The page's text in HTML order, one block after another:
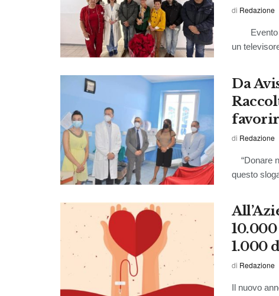
di Redazione
Evento
un
Da
di Redazione
“Donare
questo
1.000
di Redazione
Il nuovo